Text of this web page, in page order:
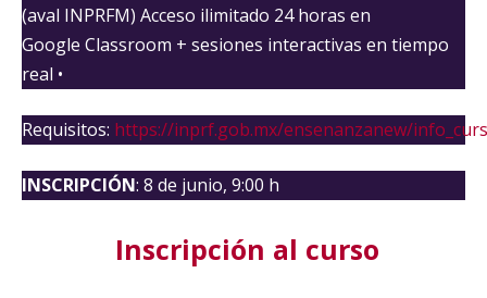
(aval INPRFM) Acceso ilimitado 24 horas en
Google Classroom + sesiones interactivas en tiempo
real •
Requisitos: https://inprf.gob.mx/ensenanzanew/
INSCRIPCIÓN: 8 de junio, 9:00 h
Inscripción al curso